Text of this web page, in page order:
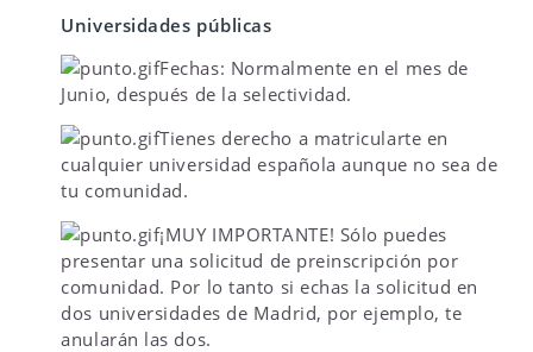
Universidades públicas
Fechas: Normalmente en el mes de
Junio, después de la selectividad.
Tienes derecho a matricularte en
cualquier universidad española aunque no sea de
tu comunidad.
¡MUY IMPORTANTE! Sólo puedes
presentar una solicitud de preinscripción por
comunidad. Por lo tanto si echas la solicitud en
dos universidades de Madrid, por ejemplo, te
anularán las dos.